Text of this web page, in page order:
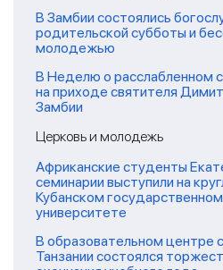
В Замбии состоялись
родительской субботы и
молодежью
В Неделю о расслабленном
на приходе святителя
Замбии
Церковь и молодежь
Африканские студенты
семинарии выступили на
Кубанском
университете
В образовательном центре
Танзании состоялся